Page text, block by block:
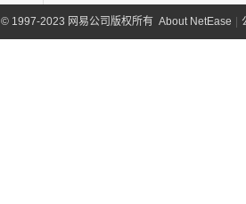
©1997-2023 网易公司版权所有 About NetEase